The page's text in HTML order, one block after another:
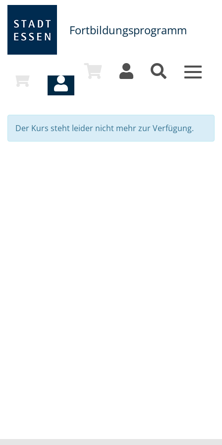
Fortbildungsprogramm
Toggle
Der Kurs steht leider nicht mehr zur Verfügung.